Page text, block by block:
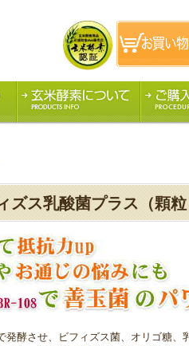
ズス乳酸菌プラス（顆粒
酵させ、ビフィズス菌、オリゴ糖、